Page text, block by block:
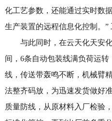
化工艺参数，还能通过实时数
生产装置的远程信息化控制。”
与此同时，在云天化天安
间，6条自动包装线满负荷运转
线，传送带轰鸣不断，机械臂
法整齐码放，为迅速发货做好
质量防线，从原材料入厂检验